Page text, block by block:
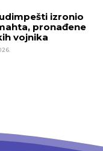
izronio
pronađene
vojnika